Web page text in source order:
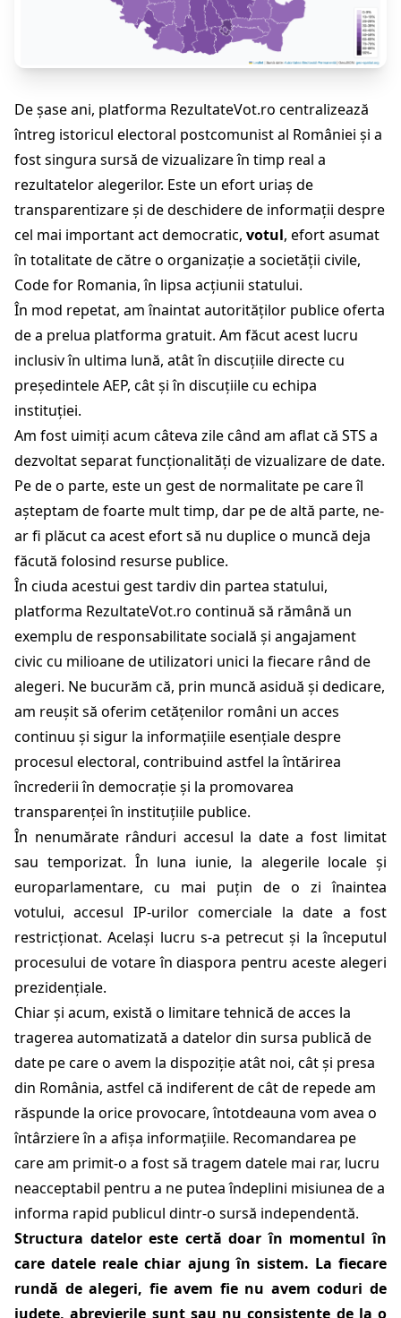
De șase ani, platforma RezultateVot.ro centralizează
întreg istoricul electoral postcomunist al României și a
fost singura sursă de vizualizare în timp real a
rezultatelor alegerilor. Este un efort uriaș de
transparentizare și de deschidere de informații despre
cel mai important act democratic, votul, efort asumat
în totalitate de către o organizație a societății civile,
Code for Romania, în lipsa acțiunii statului.
În mod repetat, am înaintat autorităților publice oferta
de a prelua platforma gratuit. Am făcut acest lucru
inclusiv în ultima lună, atât în discuțiile directe cu
președintele AEP, cât și în discuțiile cu echipa
instituției.
Am fost uimiți acum câteva zile când am aflat că STS a
dezvoltat separat funcționalități de vizualizare de date.
Pe de o parte, este un gest de normalitate pe care îl
așteptam de foarte mult timp, dar pe de altă parte, ne-
ar fi plăcut ca acest efort să nu duplice o muncă deja
făcută folosind resurse publice.
În ciuda acestui gest tardiv din partea statului,
platforma RezultateVot.ro continuă să rămână un
exemplu de responsabilitate socială și angajament
civic cu milioane de utilizatori unici la fiecare rând de
alegeri. Ne bucurăm că, prin muncă asiduă și dedicare,
am reușit să oferim cetățenilor români un acces
continuu și sigur la informațiile esențiale despre
procesul electoral, contribuind astfel la întărirea
încrederii în democrație și la promovarea
transparenței în instituțiile publice.
În nenumărate rânduri accesul la date a fost limitat
sau temporizat. În luna iunie, la alegerile locale și
europarlamentare, cu mai puțin de o zi înaintea
votului, accesul IP-urilor comerciale la date a fost
restricționat. Același lucru s-a petrecut și la începutul
procesului de votare în diaspora pentru aceste alegeri
prezidențiale.
Chiar și acum, există o limitare tehnică de acces la
tragerea automatizată a datelor din sursa publică de
date pe care o avem la dispoziție atât noi, cât și presa
din România, astfel că indiferent de cât de repede am
răspunde la orice provocare, întotdeauna vom avea o
întârziere în a afișa informațiile. Recomandarea pe
care am primit-o a fost să tragem datele mai rar, lucru
neacceptabil pentru a ne putea îndeplini misiunea de a
informa rapid publicul dintr-o sursă independentă.
Structura datelor este certă doar în momentul în
care datele reale chiar ajung în sistem. La fiecare
rundă de alegeri, fie avem fie nu avem coduri de
județe, abrevierile sunt sau nu consistente de la o